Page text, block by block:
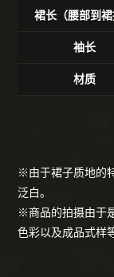
裙长（腰部到裙
袖长
材质
※由于裙子质地的
泛白。
※商品的拍摄由于
色彩以及成品式样